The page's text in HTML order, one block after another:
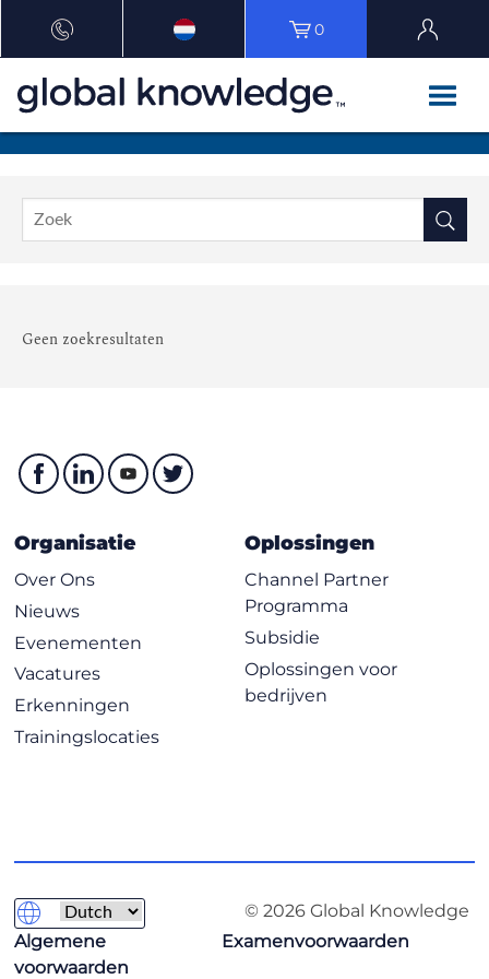
0
Geen zoekresultaten
Organisatie
Over Ons
Nieuws
Evenementen
Vacatures
Erkenningen
Trainingslocaties
Oplossingen
Channel Partner
Programma
Subsidie
Oplossingen voor
bedrijven
© 2026 Global Knowledge
Algemene
voorwaarden
Examenvoorwaarden